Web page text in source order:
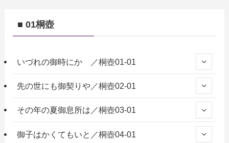
■ 01桐壺
いづれの御時にか ／桐壺01-01
先の世にも御契りや／桐壺02-01
その年の夏御息所は／桐壺03-01
御子はかくてもいと／桐壺04-01